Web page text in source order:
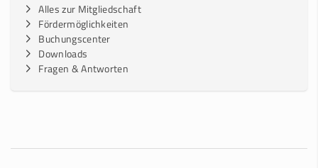
Alles zur Mitgliedschaft
Fördermöglichkeiten
Buchungscenter
Downloads
Fragen & Antworten